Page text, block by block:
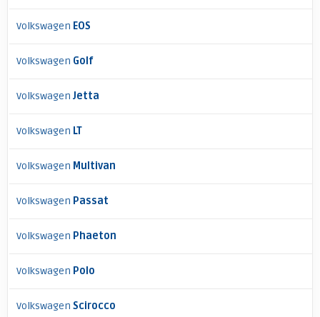
Volkswagen EOS
Volkswagen Golf
Volkswagen Jetta
Volkswagen LT
Volkswagen Multivan
Volkswagen Passat
Volkswagen Phaeton
Volkswagen Polo
Volkswagen Scirocco